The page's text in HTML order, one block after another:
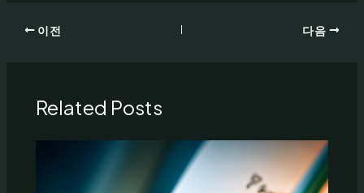
이전 다음
Related Posts